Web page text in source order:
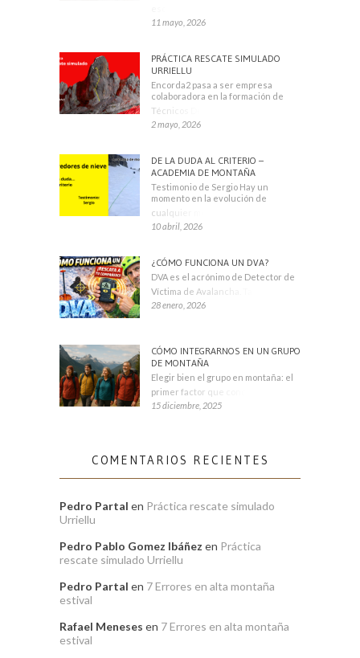
11 mayo, 2026
PRÁCTICA RESCATE SIMULADO
URRIELLU
Encorda2 pasa a ser empresa
colaboradora en la formación de
Técnicos Deportivos
2 mayo, 2026
DE LA DUDA AL CRITERIO –
ACADEMIA DE MONTAÑA
Testimonio de Sergio Hay un
momento en la evolución de
cualquier montañero
10 abril, 2026
¿CÓMO FUNCIONA UN DVA?
DVA es el acrónimo de Detector de
Víctima de Avalancha. También se
28 enero, 2026
CÓMO INTEGRARNOS EN UN GRUPO
DE MONTAÑA
Elegir bien el grupo en montaña: el
primer factor que condiciona tu
15 diciembre, 2025
COMENTARIOS RECIENTES
Pedro Partal en Práctica rescate simulado
Urriellu
Pedro Pablo Gomez Ibáñez en Práctica
rescate simulado Urriellu
Pedro Partal en 7 Errores en alta montaña
estival
Rafael Meneses en 7 Errores en alta montaña
estival